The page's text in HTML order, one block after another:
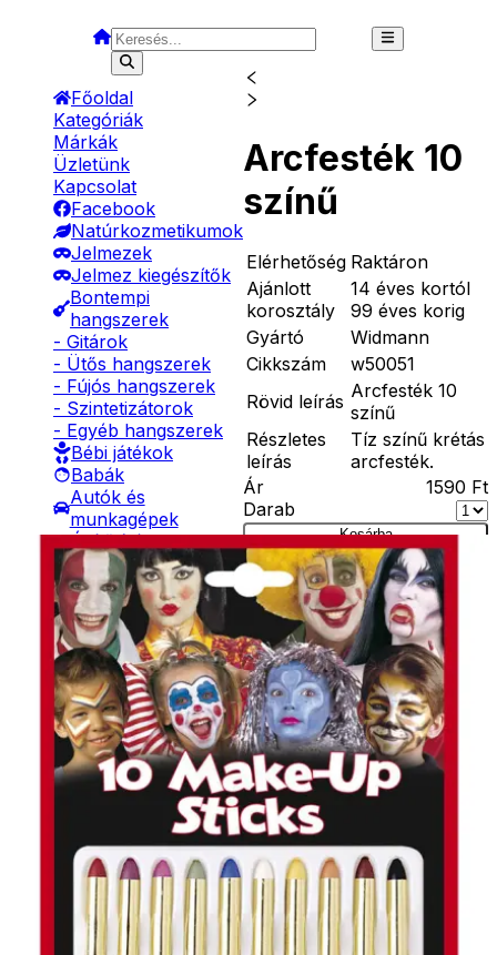
Főoldal
Kategóriák
Márkák
Üzletünk
Kapcsolat
Facebook
Natúrkozmetikumok
Jelmezek
Jelmez kiegészítők
Bontempi
hangszerek
- Gitárok
- Ütős hangszerek
- Fújós hangszerek
- Szintetizátorok
- Egyéb hangszerek
Bébi játékok
Babák
Autók és
munkagépek
Építőjátékok
Szerepjátékok
Kreatív játékok
- Kreatív játékok
- Rajzolók
- Nyomdák
- Gyurmák
Társasjátékok
Asztali játékok
Nyári játékok
- Homokozójátékok
- Műanyag hajók
- Hinta, csúszda
- Ütők, dobálók
- Strandcikkek
- Egyéb nyári játékok
Lábbal hajtós
járművek
Téli játékok
Arcfesték 10
színű
Elérhetőség Raktáron
Ajánlott
korosztály
14 éves kortól
99 éves korig
Gyártó
Widmann
Cikkszám
w50051
Rövid leírás Arcfesték 10
színű
Részletes
leírás
Tíz színű krétás
arcfesték.
Ár
1590 Ft
Darab
Kosárba
Szállítás:
- Csomagautomata: 1190
forinttól
- Házhozszállítás: 2190
forinttól
- Személyes átvétel:
ingyenesen